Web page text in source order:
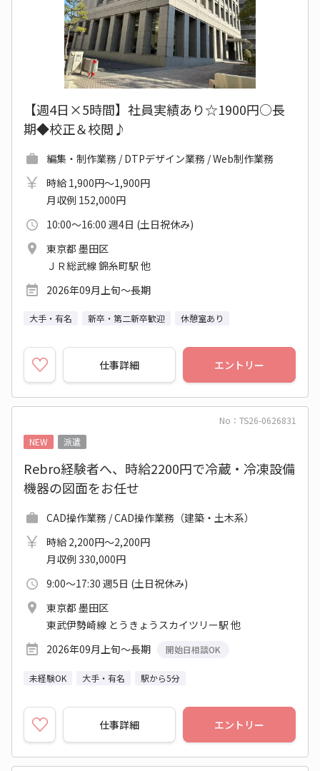
【週4日×5時間】社員実績あり☆1900円○長
期◆校正＆校閲♪
編集・制作業務 / DTPデザイン業務 / Web制作業務
時給 1,900円～1,900円
月収例 152,000円
10:00～16:00 週4日 (土日祝休み)
東京都 墨田区
ＪＲ総武線 錦糸町駅 他
2026年09月上旬～長期
大手・有名 新卒・第二新卒歓迎 休憩室あり
仕事詳細 エントリー
No：TS26-0626831
NEW
派遣
Rebro経験者へ、時給2200円で冷蔵・冷凍設備
機器の図面をお任せ
CAD操作業務 / CAD操作業務（建築・土木系）
時給 2,200円～2,200円
月収例 330,000円
9:00～17:30 週5日 (土日祝休み)
東京都 墨田区
東武伊勢崎線 とうきょうスカイツリー駅 他
2026年09月上旬～長期
開始日相談OK
未経験OK 大手・有名 駅から5分
仕事詳細 エントリー